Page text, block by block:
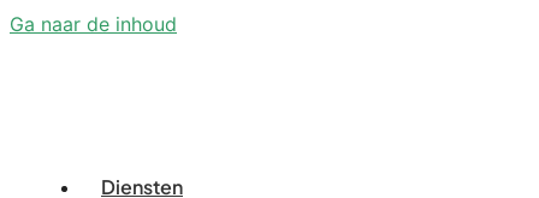
Ga naar de inhoud
Diensten